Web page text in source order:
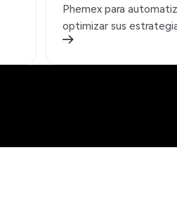
Phemex para
optimizar sus